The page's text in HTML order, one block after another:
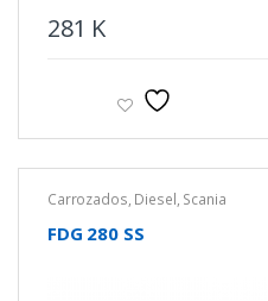
281 K
Carrozados, Diesel, Scania
FDG 280 SS